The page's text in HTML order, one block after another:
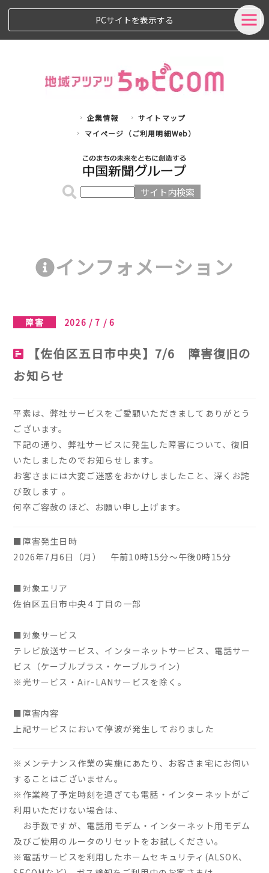
PCサイトを表示する
企業情報
サイトマップ
マイページ（ご利用明細Web）
インフォメーション
障害 2026 / 7 / 6
【佐伯区五日市中央】7/6 障害復旧の
お知らせ
平素は、弊社サービスをご愛顧いただきましてありがとう
ございます。
下記の通り、弊社サービスに発生した障害について、復旧
いたしましたのでお知らせします。
お客さまには大変ご迷惑をおかけしましたこと、深くお詫
び致します 。
何卒ご容赦のほど、お願い申し上げます。
■障害発生日時
2026年7月6日（月） 午前10時15分～午後0時15分
■対象エリア
佐伯区五日市中央４丁目の一部
■対象サービス
テレビ放送サービス、インターネットサービス、電話サー
ビス（ケーブルプラス・ケーブルライン）
※光サービス・Air-LANサービスを除く。
■障害内容
上記サービスにおいて停波が発生しておりました
※メンテナンス作業の実施にあたり、お客さま宅にお伺い
することはございません。
※作業終了予定時刻を過ぎても電話・インターネットがご
利用いただけない場合は、
お手数ですが、電話用モデム・インターネット用モデム
及びご使用のルータのリセットをお試しください。
※電話サービスを利用したホームセキュリティ(ALSOK、